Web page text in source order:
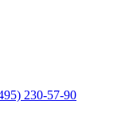
230-57-90